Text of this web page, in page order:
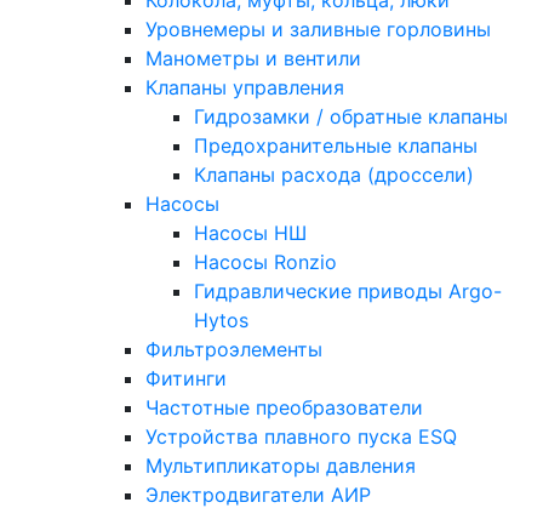
Уровнемеры и заливные горловины
Манометры и вентили
Клапаны управления
Гидрозамки / обратные клапаны
Предохранительные клапаны
Клапаны расхода (дроссели)
Насосы
Насосы НШ
Насосы Ronzio
Гидравлические приводы Argo-
Hytos
Фильтроэлементы
Фитинги
Частотные преобразователи
Устройства плавного пуска ESQ
Мультипликаторы давления
Электродвигатели АИР